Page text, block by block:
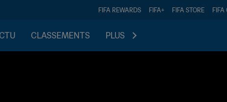
FIFA REWARDS FIFA+ FIFA STORE FIFA
CLASSEMENTS PLUS